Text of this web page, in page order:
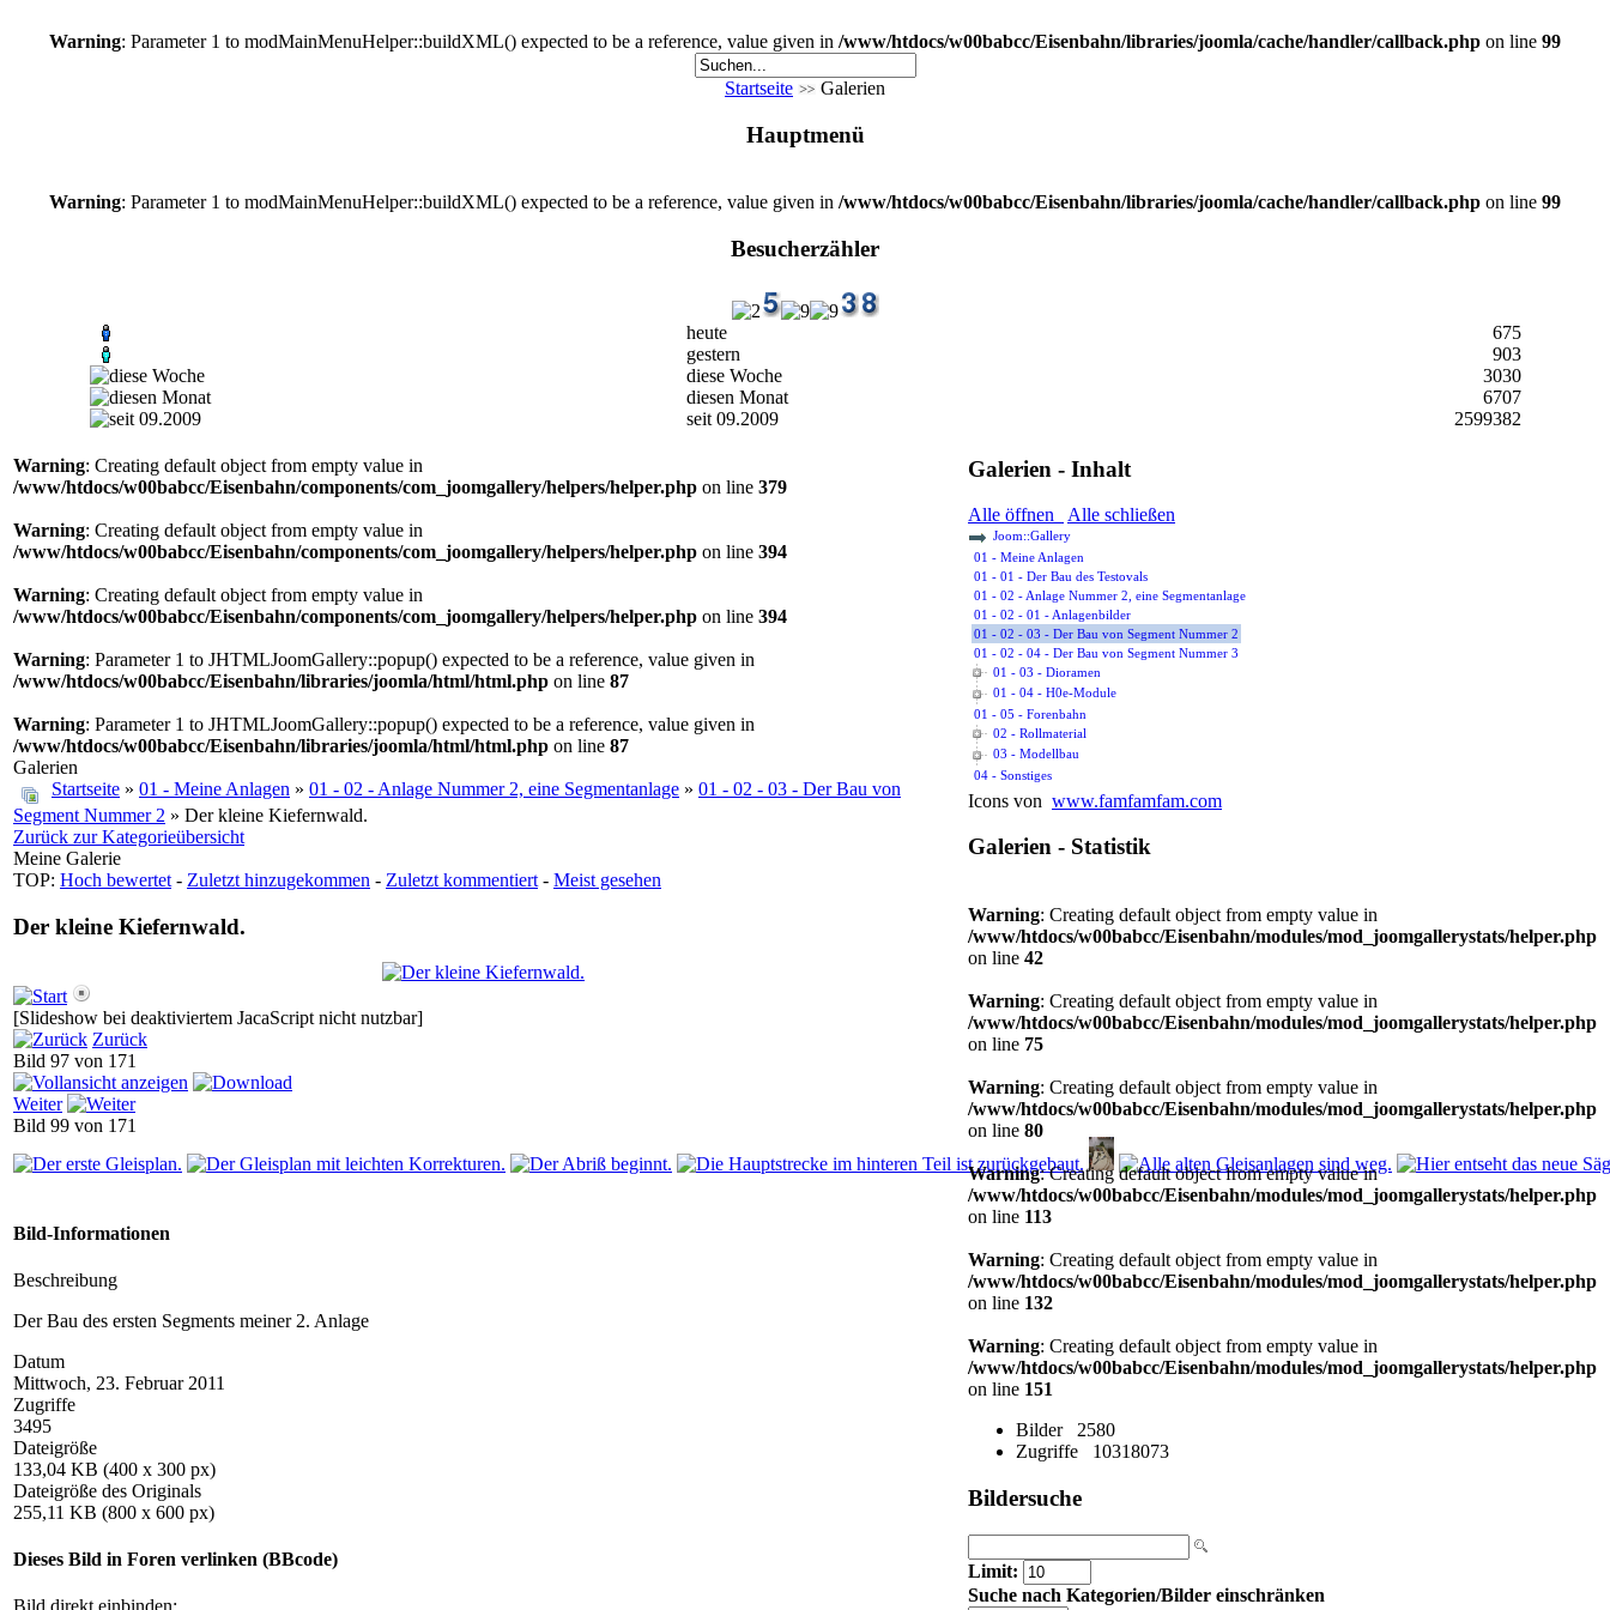
Warning: Parameter 1 to modMainMenuHelper::buildXML() expected to be a reference, value given in /www/htdocs/w00babcc/Eisenbahn/libraries/joomla/cache/handler/callback.php on line 99
Startseite Galerien
Hauptmenü
Warning: Parameter 1 to modMainMenuHelper::buildXML() expected to be a reference, value given in /www/htdocs/w00babcc/Eisenbahn/libraries/joomla/cache/handler/callback.php on line 99
Besucherzähler
heute
675
gestern
903
diese Woche
3030
diesen Monat
6707
seit 09.2009
2599382
Warning: Creating default object from empty value in
/www/htdocs/w00babcc/Eisenbahn/components/com_joomgallery/helpers/helper.php on line 379
Warning: Creating default object from empty value in
/www/htdocs/w00babcc/Eisenbahn/components/com_joomgallery/helpers/helper.php on line 394
Warning: Creating default object from empty value in
/www/htdocs/w00babcc/Eisenbahn/components/com_joomgallery/helpers/helper.php on line 394
Warning: Parameter 1 to JHTMLJoomGallery::popup() expected to be a reference, value given in
/www/htdocs/w00babcc/Eisenbahn/libraries/joomla/html/html.php on line 87
Warning: Parameter 1 to JHTMLJoomGallery::popup() expected to be a reference, value given in
/www/htdocs/w00babcc/Eisenbahn/libraries/joomla/html/html.php on line 87
Galerien
Startseite » 01 - Meine Anlagen » 01 - 02 - Anlage Nummer 2, eine Segmentanlage » 01 - 02 - 03 - Der Bau von
Segment Nummer 2 » Der kleine Kiefernwald.
Zurück zur Kategorieübersicht
Meine Galerie
TOP: Hoch bewertet - Zuletzt hinzugekommen - Zuletzt kommentiert - Meist gesehen
Der kleine Kiefernwald.
[Slideshow bei deaktiviertem JacaScript nicht nutzbar]
Zurück
Bild 97 von 171
Weiter
Bild 99 von 171
Bild-Informationen
Beschreibung
Der Bau des ersten Segments meiner 2. Anlage
Datum
Mittwoch, 23. Februar 2011
Zugriffe
3495
Dateigröße
133,04 KB (400 x 300 px)
Dateigröße des Originals
255,11 KB (800 x 600 px)
Dieses Bild in Foren verlinken (BBcode)
Galerien - Inhalt
Alle öffnen Alle schließen
Joom::Gallery
01 - Meine Anlagen
01 - 01 - Der Bau des Testovals
01 - 02 - Anlage Nummer 2, eine Segmentanlage
01 - 02 - 01 - Anlagenbilder
01 - 02 - 03 - Der Bau von Segment Nummer 2
01 - 02 - 04 - Der Bau von Segment Nummer 3
01 - 03 - Dioramen
01 - 04 - H0e-Module
01 - 05 - Forenbahn
02 - Rollmaterial
03 - Modellbau
04 - Sonstiges
Icons von www.famfamfam.com
Galerien - Statistik
Warning: Creating default object from empty value in
/www/htdocs/w00babcc/Eisenbahn/modules/mod_joomgallerystats/helper.php
on line 42
Warning: Creating default object from empty value in
/www/htdocs/w00babcc/Eisenbahn/modules/mod_joomgallerystats/helper.php
on line 75
Warning: Creating default object from empty value in
/www/htdocs/w00babcc/Eisenbahn/modules/mod_joomgallerystats/helper.php
on line 80
Warning: Creating default object from empty value in
/www/htdocs/w00babcc/Eisenbahn/modules/mod_joomgallerystats/helper.php
on line 113
Warning: Creating default object from empty value in
/www/htdocs/w00babcc/Eisenbahn/modules/mod_joomgallerystats/helper.php
on line 132
Warning: Creating default object from empty value in
/www/htdocs/w00babcc/Eisenbahn/modules/mod_joomgallerystats/helper.php
on line 151
Bilder
2580
Zugriffe
10318073
Bildersuche
Limit:
Suche nach Kategorien/Bilder einschränken